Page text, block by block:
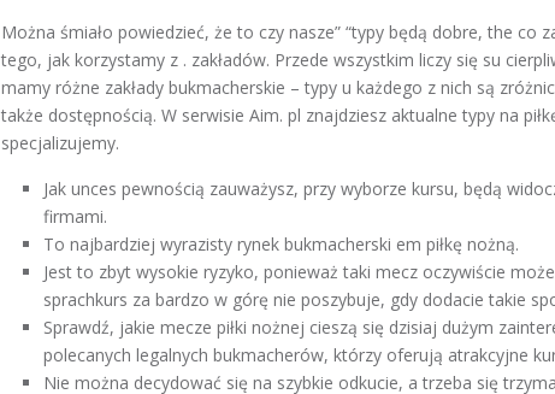
Można śmiało powiedzieć, że to czy nasze” “typy będą dobre, the co
tego, jak korzystamy z . zakładów. Przede wszystkim liczy się su
mamy różne zakłady bukmacherskie – typy u każdego z nich są
także dostępnością. W serwisie Aim. pl znajdziesz aktualne typy na
specjalizujemy.
Jak unces pewnością zauważysz, przy wyborze kursu, będą
firmami.
To najbardziej wyrazisty rynek bukmacherski em piłkę nożną.
Jest to zbyt wysokie ryzyko, ponieważ taki mecz oczywiście
sprachkurs za bardzo w górę nie poszybuje, gdy dodacie takie
Sprawdź, jakie mecze piłki nożnej cieszą się dzisiaj dużym
polecanych legalnych bukmacherów, którzy oferują atrakcyjne
Nie można decydować się na szybkie odkucie, a trzeba się